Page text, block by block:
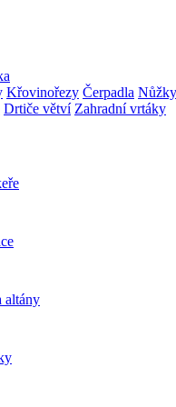
Křovinořezy Čerpadla
Drtiče větví Zahradní vrtáky
altány